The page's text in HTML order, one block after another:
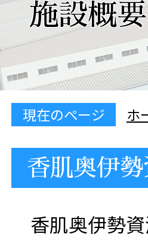
施設概要
現在のぺージ ホ
香肌奥伊
香肌奥伊勢